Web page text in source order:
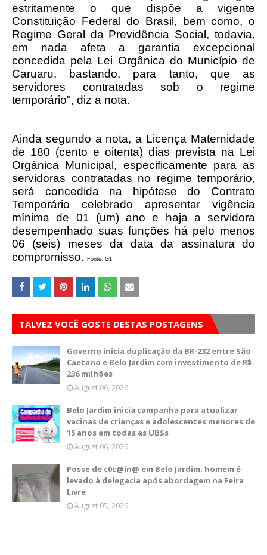
estritamente o que dispõe a vigente
Constituição Federal do Brasil, bem como, o
Regime Geral da Previdência Social, todavia,
em nada afeta a garantia excepcional
concedida pela Lei Orgânica do Município de
Caruaru, bastando, para tanto, que as
servidores contratadas sob o regime
temporário", diz a nota.
Ainda segundo a nota, a Licença Maternidade
de 180 (cento e oitenta) dias prevista na Lei
Orgânica Municipal, especificamente para as
servidoras contratadas no regime temporário,
será concedida na hipótese do Contrato
Temporário celebrado apresentar vigência
mínima de 01 (um) ano e haja a servidora
desempenhado suas funções há pelo menos
06 (seis) meses da data da assinatura do
compromisso.
Fonte: G1
TALVEZ VOCÊ GOSTE DESTAS POSTAGENS
Governo inicia duplicação da BR-232 entre São
Caetano e Belo Jardim com investimento de R$
236 milhões
August 06, 2026
Belo Jardim inicia campanha para atualizar
vacinas de crianças e adolescentes menores de
15 anos em todas as UBSs
August 06, 2026
Posse de c0c@ín@ em Belo Jardim: homem é
levado à delegacia após abordagem na Feira
Livre
August 05, 2026